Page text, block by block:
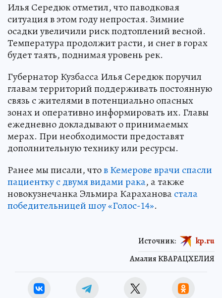
Илья Середюк отметил, что паводковая
ситуация в этом году непростая. Зимние
осадки увеличили риск подтоплений весной.
Температура продолжит расти, и снег в горах
будет таять, поднимая уровень рек.
Губернатор Кузбасса Илья Середюк поручил
главам территорий поддерживать постоянную
связь с жителями в потенциально опасных
зонах и оперативно информировать их. Главы
ежедневно докладывают о принимаемых
мерах. При необходимости предоставят
дополнительную технику или ресурсы.
Ранее мы писали, чтов Кемерове врачи спасли
пациентку с двумя видами рака, а также
новокузнечанка Эльмира Карахановастала
победительницей шоу «Голос-14».
Амалия КВАРАЦХЕЛИЯ
Источник: kp.ru